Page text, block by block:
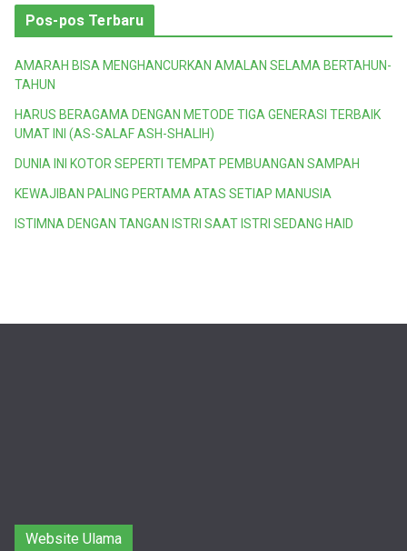
Pos-pos Terbaru
AMARAH BISA MENGHANCURKAN AMALAN SELAMA BERTAHUN-
TAHUN
HARUS BERAGAMA DENGAN METODE TIGA GENERASI TERBAIK
UMAT INI (AS-SALAF ASH-SHALIH)
DUNIA INI KOTOR SEPERTI TEMPAT PEMBUANGAN SAMPAH
KEWAJIBAN PALING PERTAMA ATAS SETIAP MANUSIA
ISTIMNA DENGAN TANGAN ISTRI SAAT ISTRI SEDANG HAID
Website Ulama